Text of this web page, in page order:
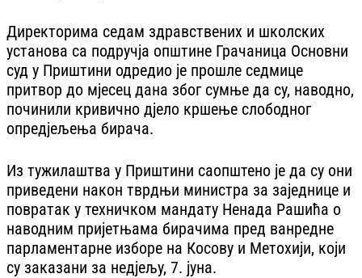
Директорима седам здравствених и школских
установа са подручја општине Грачаница Основни
суд у Приштини одредио је прошле седмице
притвор до мјесец дана због сумње да су, наводно,
починили кривично дјело кршење слободног
опредјељења бирача.
Из тужилаштва у Приштини саопштено је да су они
приведени након тврдњи министра за заједнице и
повратак у техничком мандату Ненада Рашића о
наводним пријетњама бирачима пред ванредне
парламентарне изборе на Косову и Метохији, који
су заказани за недјељу, 7. јуна.